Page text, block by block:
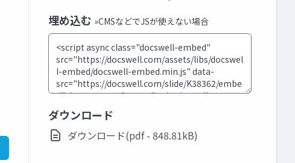
埋め込む »CMSなどでJSが使えない場合
ダウンロード
ダウンロード(pdf - 848.81kB)